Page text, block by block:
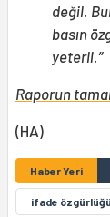
değil.
basın
yeterli.”
Raporun
(HA)
Haber Yeri
ifade özgürlüğü